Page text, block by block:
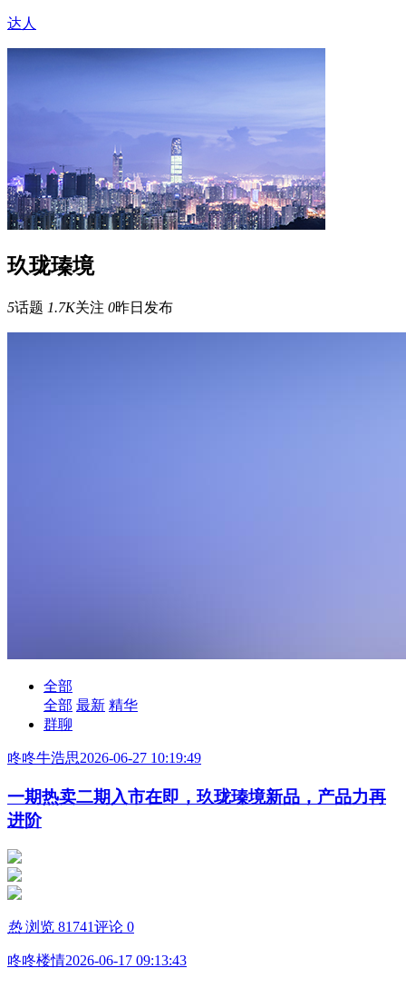
达人
玖珑瑧境
5话题 1.7K关注 0昨日发布
全部
全部 最新 精华
群聊
咚咚牛浩思2026-06-27 10:19:49
一期热卖二期入市在即，玖珑瑧境新品，产品力再
进阶
热 浏览 81741评论 0
咚咚楼情2026-06-17 09:13:43